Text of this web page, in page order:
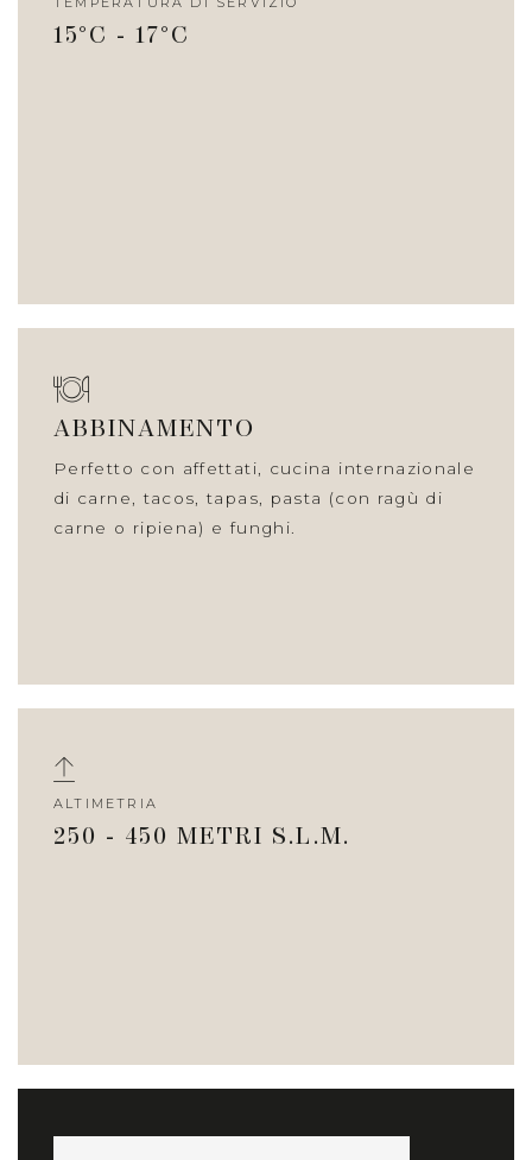
15°C - 17°C
ABBINAMENTO
Perfetto con affettati, cucina internazionale
di carne, tacos, tapas, pasta (con ragù di
carne o ripiena) e funghi.
ALTIMETRIA
250 - 450 METRI S.L.M.